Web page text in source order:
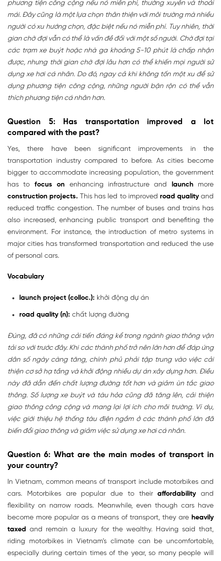
phương tiện công cộng nếu nó miễn phí, thường xuyên và thoải
mái. Đây cũng là một lựa chọn thân thiện với môi trường mà nhiều
người có xu hướng chọn, đặc biệt nếu nó miễn phí. Tuy nhiên, thời
gian chờ đợi vẫn có thể là vấn đề đối với một số người. Chờ đợi tại
các trạm xe buýt hoặc nhà ga khoảng 5-10 phút là chấp nhận
được, nhưng thời gian chờ đợi lâu hơn có thể khiến mọi người sử
dụng xe hơi cá nhân. Do đó, ngay cả khi không tốn một xu để sử
dụng phương tiện công cộng, những người bận rộn có thể vẫn
thích phương tiện cá nhân hơn.
Question 5: Has transportation improved a lot
compared with the past?
Yes, there have been significant improvements in the
transportation industry compared to before. As cities become
bigger to accommodate increasing population, the government
has to focus on enhancing infrastructure and launch more
construction projects. This has led to improved road qualityand
reduced traffic congestion. The number of buses and trains has
also increased, enhancing public transport and benefiting the
environment. For instance, the introduction of metro systems in
major cities has transformed transportation and reduced the use
of personal cars.
Vocabulary
launch project (colloc.): khởi động dự án
road quality (n): chất lượng đường
Đúng, đã có những cải tiến đáng kể trong ngành giao thông vận
tải so với trước đây. Khi các thành phố trở nên lớn hơn để đáp ứng
dân số ngày càng tăng, chính phủ phải tập trung vào việc cải
thiện cơ sở hạ tầng và khởi động nhiều dự án xây dựng hơn. Điều
này đã dẫn đến chất lượng đường tốt hơn và giảm ùn tắc giao
thông. Số lượng xe buýt và tàu hỏa cũng đã tăng lên, cải thiện
giao thông công cộng và mang lại lợi ích cho môi trường. Ví dụ,
việc giới thiệu hệ thống tàu điện ngầm ở các thành phố lớn đã
biến đổi giao thông và giảm việc sử dụng xe hơi cá nhân.
Question 6: What are the main modes of transport in
your country?
In Vietnam, common means of transport include motorbikes and
cars. Motorbikes are popular due to theiraffordabilityand
flexibility on narrow roads. Meanwhile, even though cars have
become more popular as a means of transport, they are heavily
taxed and remain a luxury for the wealthy. Having said that,
riding motorbikes in Vietnam’s climate can be uncomfortable,
especially during certain times of the year, so many people will